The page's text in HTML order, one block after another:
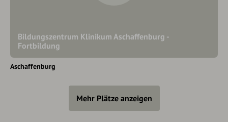
Bildungszentrum Klinikum Aschaffenburg -
Fortbildung
Aschaffenburg
Mehr Plätze anzeigen